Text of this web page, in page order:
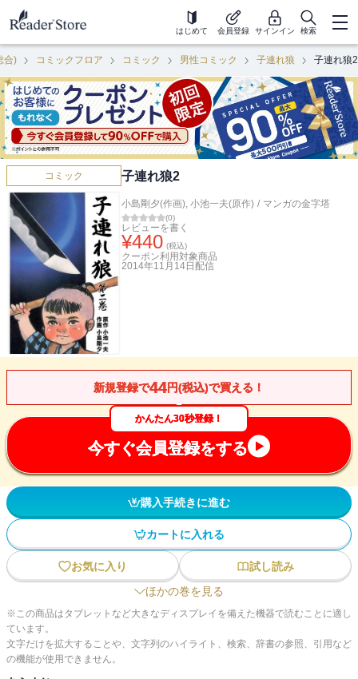
はじめて 会員登録 サインイン 検索
合) コミックフロア コミック 男性コミック 子連れ狼 子連れ狼2
コミック 子連れ狼2
小島剛夕(作画), 小池一夫(原作) / マンガの金字塔
(0)
レビューを書く
¥440 (税込)
クーポン利用対象商品
2014年11月14日 配信
新規登録で44円(税込)で買える！
かんたん30秒登録！
今すぐ会員登録をする
購入手続きに進む
カートに入れる
お気に入り
試し読み
ほかの巻を見る
※この商品はタブレットなど大きなディスプレイを備えた機器で読むことに適し
ています。
文字だけを拡大することや、文字列のハイライト、検索、辞書の参照、引用など
の機能が使用できません。